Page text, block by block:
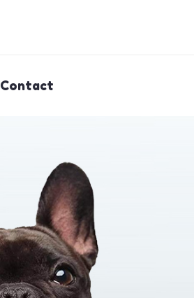
Contact